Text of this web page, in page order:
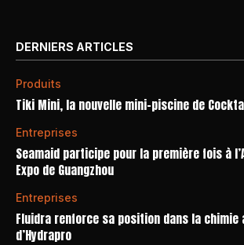
DERNIERS ARTICLES
Produits
Tiki Mini, la nouvelle mini-piscine de
Entreprises
Seamaid participe pour la première fois à
Expo de Guangzhou
Entreprises
Fluidra renforce sa position dans la chimie
d’Hydrapro